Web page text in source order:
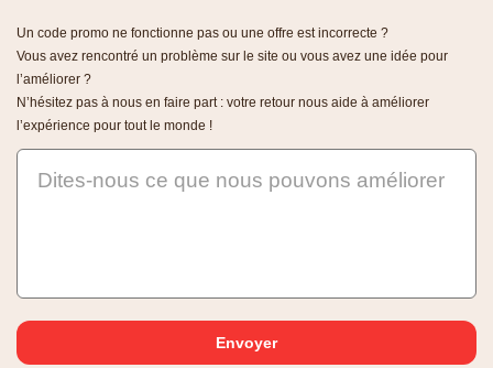
Un code promo ne fonctionne pas ou une offre est incorrecte ?
Vous avez rencontré un problème sur le site ou vous avez une idée pour
l’améliorer ?
N’hésitez pas à nous en faire part : votre retour nous aide à améliorer
l’expérience pour tout le monde !
Dites-nous ce que nous pouvons améliorer